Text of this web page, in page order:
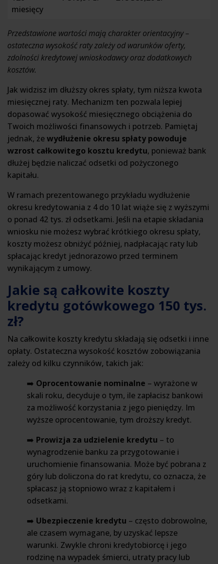
miesięcy
Przedstawione wartości mają charakter orientacyjny –
ostateczna wysokość raty zależy od warunków oferty,
zdolności kredytowej wnioskodawcy oraz dodatkowych
kosztów.
Jak widzisz im dłuższy okres spłaty, tym niższa kwota
miesięcznej raty. Mechanizm ten pozwala lepiej
dopasować wysokość miesięcznego obciążenia do
Twoich możliwości finansowych i potrzeb. Pamiętaj
jednak, żewydłużenie okresu spłaty powoduje
wzrost całkowitego kosztu kredytu, ponieważ bank
dłużej będzie naliczać odsetki od pożyczonego
kapitału.
W ramach prezentowanego przykładu wydłużenie
okresu kredytowania z 4 do 10 lat wiąże się z wyższymi
o ponad 42 tys. zł odsetkami. Jeśli na etapie składania
wniosku nie możesz wybrać krótkiego okresu spłaty,
koszty możesz obniżyć później, nadpłacając raty lub
spłacając kredyt jednorazowo przed terminem
wynikającym z umowy.
Jakie są całkowite koszty
kredytu gotówkowego 150 tys.
zł?
Na całkowite koszty kredytu składają się odsetki i inne
opłaty. Ostateczna wysokość kosztów zobowiązania
zależy od kilku czynników, takich jak:
➡️ Oprocentowanie nominalne – wyrażone w
skali roku, decyduje o tym, ile zapłacisz bankowi
za możliwość korzystania z jego pieniędzy. Im
wyższe oprocentowanie, tym droższy kredyt.
➡️ Prowizja za udzielenie kredytu – to
wynagrodzenie banku za przygotowanie i
uruchomienie finansowania. Może być pobrana z
góry lub doliczona do rat kredytu, co oznacza, że
spłacasz ją stopniowo wraz z kapitałem i
odsetkami.
➡️ Ubezpieczenie kredytu – często dobrowolne,
ale czasem wymagane, by uzyskać lepsze
warunki. Zwykle chroni kredytobiorcę i jego
rodzinę na wypadek śmierci, utraty pracy lub